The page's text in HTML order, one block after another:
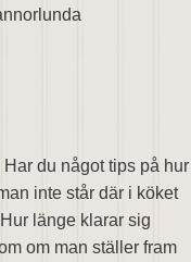
du något tips på hur
inte står där i köket
länge klarar sig
om man ställer fram